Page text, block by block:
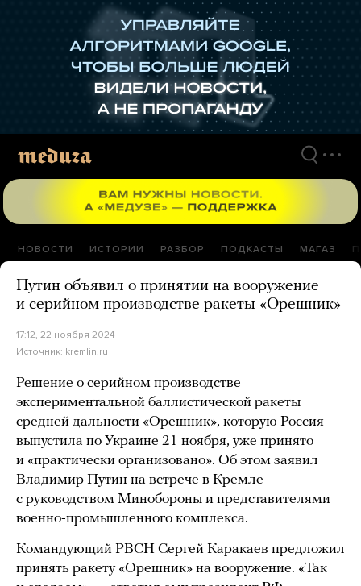
НОВОСТИ ИСТОРИИ РАЗБОР ПОДКАСТЫ МАГАЗ
Путин объявил о принятии на вооружение
и серийном производстве ракеты «Орешник»
17:12, 22 ноября 2024
Источник: kremlin.ru
Решение о серийном производстве
экспериментальной баллистической ракеты
средней дальности «Орешник», которую Россия
выпустила по Украине 21 ноября, уже принято
и «практически организовано». Об этом заявил
Владимир Путин на встрече в Кремле
с руководством Минобороны и представителями
военно-промышленного комплекса.
Командующий РВСН Сергей Каракаев предложил
принять ракету «Орешник» на вооружение. «Так